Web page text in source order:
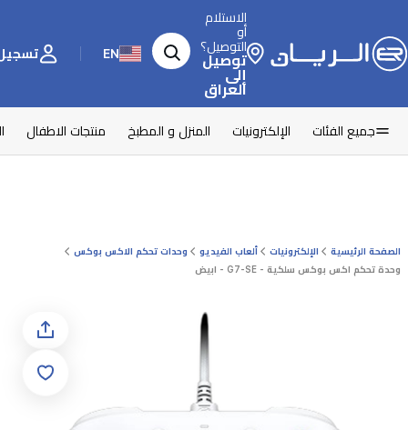
الاستلام
أو
التوصيل؟
توصيل
إلى
العراق
EN تسجيل
جميع الفئات الإلكترونيات المنزل و المطبخ منتجات الاطفال
الصفحة الرئيسية الإلكترونيات ألعاب الفيديو
وحدات تحكم الاكس بوكس
وحدة تحكم اكس بوكس سلكية - G7-SE - ابيض